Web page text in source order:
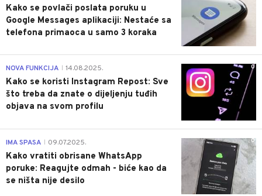
Kako se povlači poslata poruku u
Google Messages aplikaciji: Nestaće sa
telefona primaoca u samo 3 koraka
0
NOVA FUNKCIJA 14.08.2025.
Kako se koristi Instagram Repost: Sve
što treba da znate o dijeljenju tuđih
objava na svom profilu
0
IMA SPASA 09.07.2025.
Kako vratiti obrisane WhatsApp
poruke: Reagujte odmah - biće kao da
se ništa nije desilo